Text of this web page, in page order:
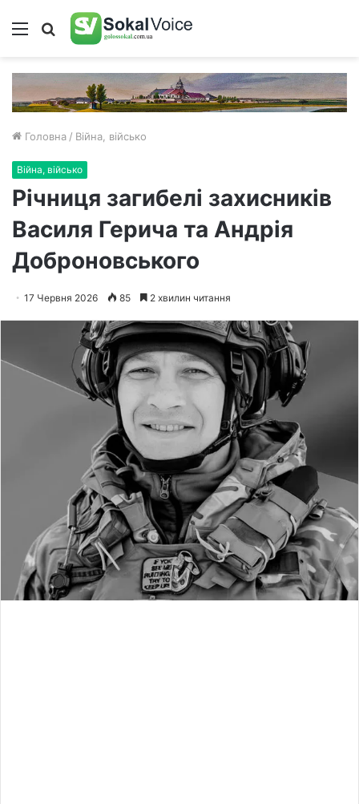
Меню Пошук
Головна / Війна, військо
Війна, військо
Річниця загибелі захисників
Василя Герича та Андрія
Доброновського
17 Червня 2026 85 2 хвилин читання